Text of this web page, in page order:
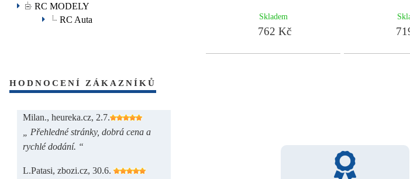
RC MODELY
RC Auta
HODNOCENÍ ZÁKAZNÍKŮ
Milan., heureka.cz, 2.7.
„ Přehledné stránky, dobrá cena a
rychlé dodání. “
L.Patasi, zbozi.cz, 30.6.
Skladem
762 Kč